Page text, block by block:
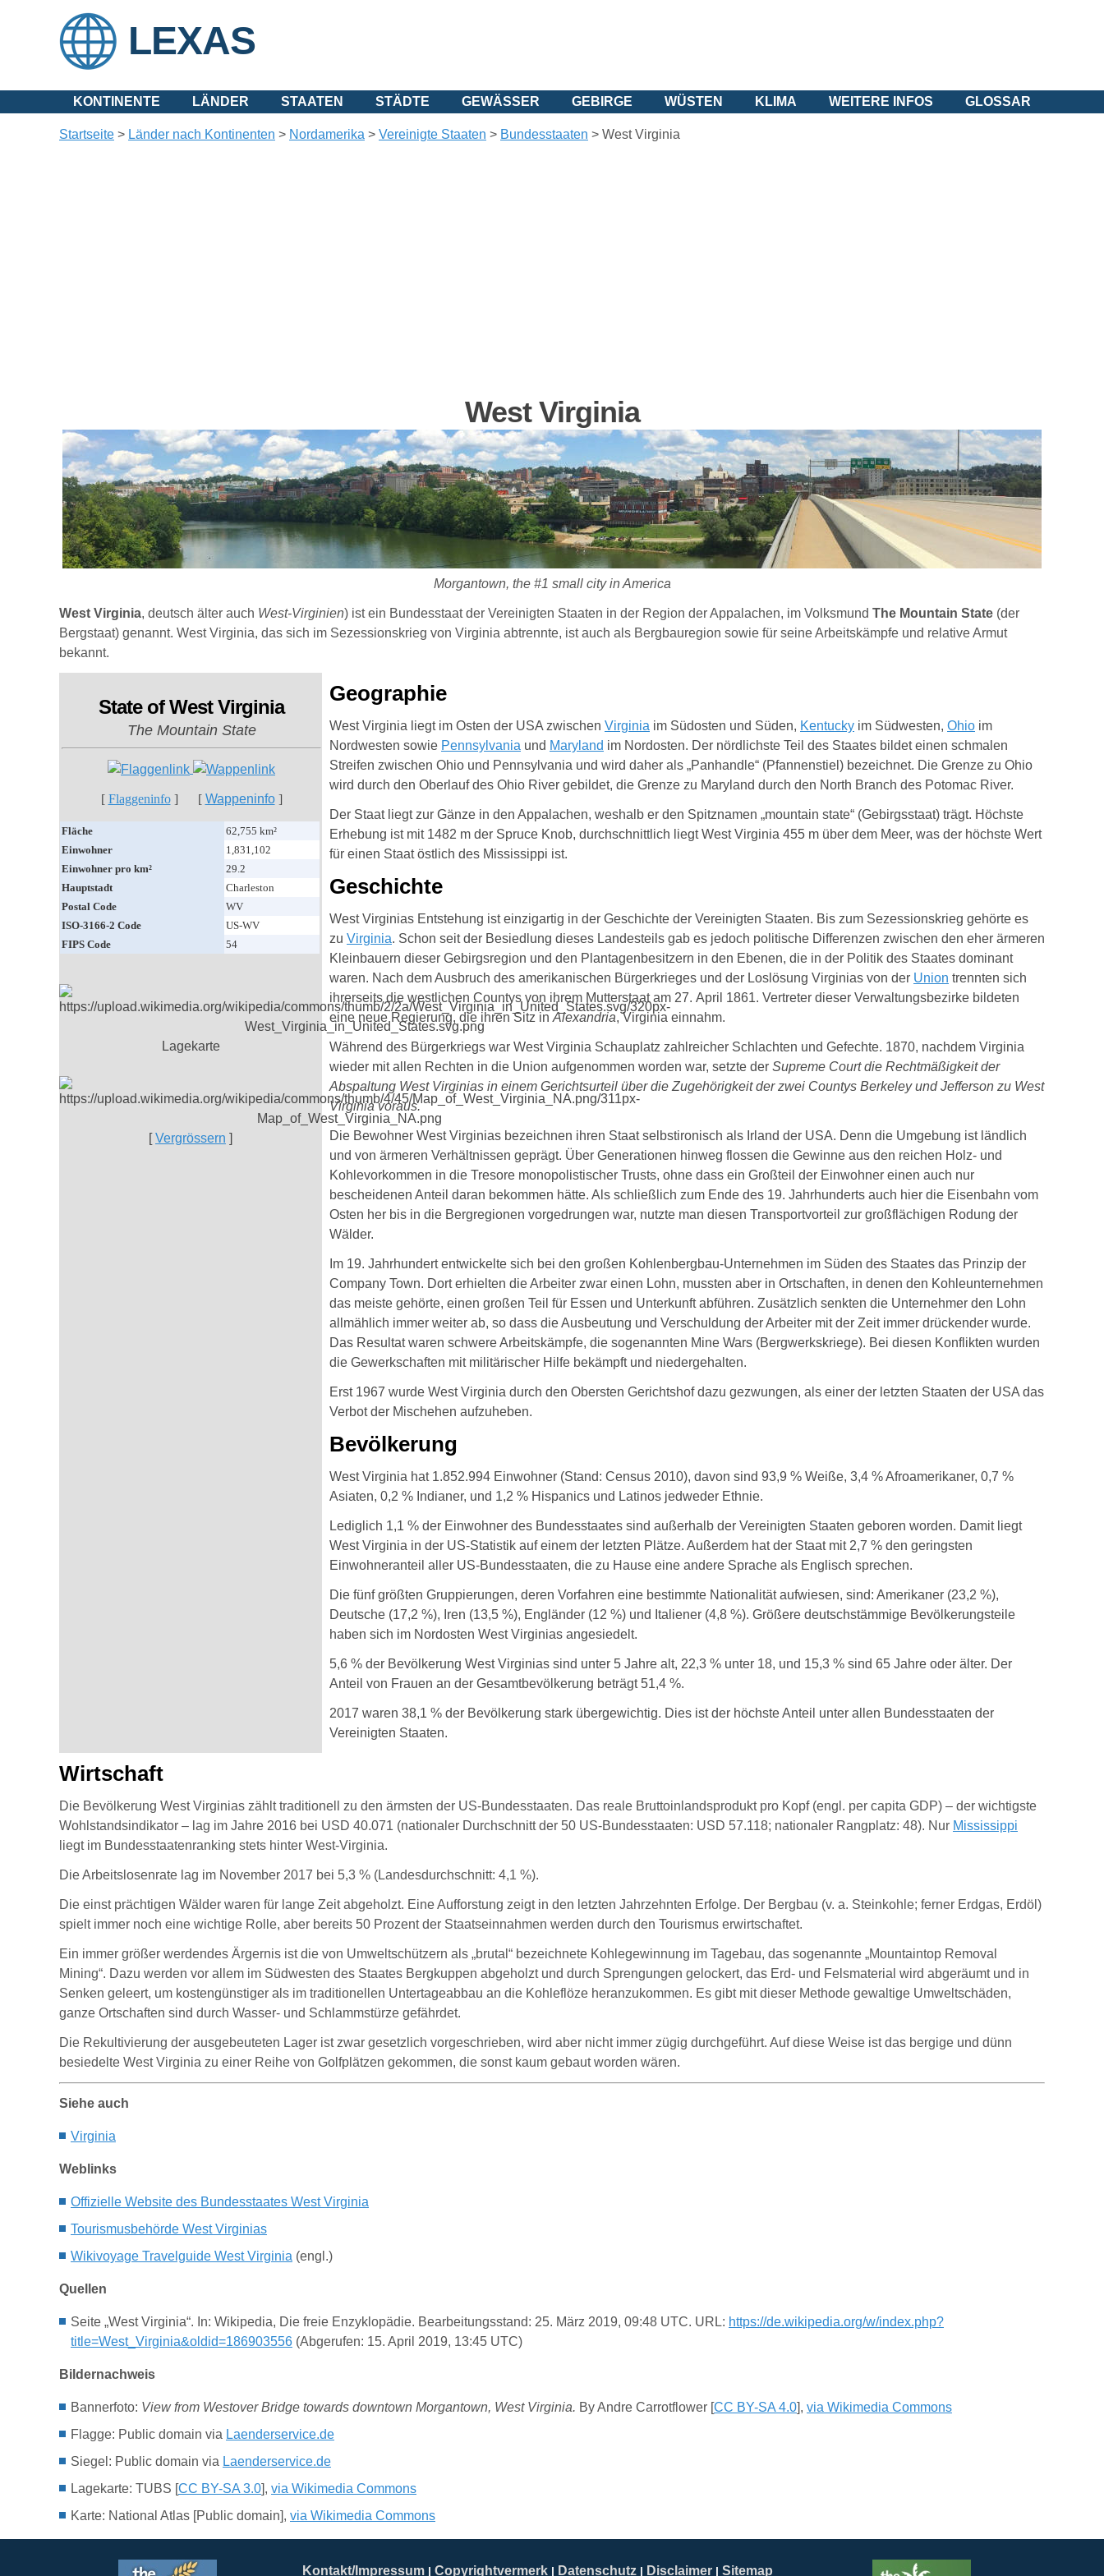
LEXAS
KONTINENTE LÄNDER STAATEN STÄDTE GEWÄSSER GEBIRGE WÜSTEN KLIMA WEITERE INFOS GLOSSAR
Startseite > Länder nach Kontinenten > Nordamerika > Vereinigte Staaten > Bundesstaaten > West Virginia
West Virginia
Morgantown, the #1 small city in America
West Virginia, deutsch älter auch West-Virginien) ist ein Bundesstaat der Vereinigten Staaten in der Region der Appalachen, im Volksmund The Mountain State (der
Bergstaat) genannt. West Virginia, das sich im Sezessionskrieg von Virginia abtrennte, ist auch als Bergbauregion sowie für seine Arbeitskämpfe und relative Armut
bekannt.
State of West Virginia
The Mountain State
[ Flaggeninfo] [ Wappeninfo]
Fläche
62,755 km²
Einwohner
1,831,102
Einwohner pro km²
29.2
Hauptstadt
Charleston
Postal Code
WV
ISO-3166-2 Code
US-WV
FIPS Code
54
Lagekarte
[Vergrössern ]
Geographie
West Virginia liegt im Osten der USA zwischen Virginia im Südosten und Süden, Kentucky im Südwesten, Ohio im
Nordwesten sowie Pennsylvania und Maryland im Nordosten. Der nördlichste Teil des Staates bildet einen schmalen
Streifen zwischen Ohio und Pennsylvania und wird daher als „Panhandle“ (Pfannenstiel) bezeichnet. Die Grenze zu Ohio
wird durch den Oberlauf des Ohio River gebildet, die Grenze zu Maryland durch den North Branch des Potomac River.
Der Staat liegt zur Gänze in den Appalachen, weshalb er den Spitznamen „mountain state“ (Gebirgsstaat) trägt. Höchste
Erhebung ist mit 1482 m der Spruce Knob, durchschnittlich liegt West Virginia 455 m über dem Meer, was der höchste Wert
für einen Staat östlich des Mississippi ist.
Geschichte
West Virginias Entstehung ist einzigartig in der Geschichte der Vereinigten Staaten. Bis zum Sezessionskrieg gehörte es
zu Virginia. Schon seit der Besiedlung dieses Landesteils gab es jedoch politische Differenzen zwischen den eher ärmeren
Kleinbauern dieser Gebirgsregion und den Plantagenbesitzern in den Ebenen, die in der Politik des Staates dominant
waren. Nach dem Ausbruch des amerikanischen Bürgerkrieges und der Loslösung Virginias von der Union trennten sich
ihrerseits die westlichen Countys von ihrem Mutterstaat am 27. April 1861. Vertreter dieser Verwaltungsbezirke bildeten
eine neue Regierung, die ihren Sitz in Alexandria, Virginia einnahm.
Während des Bürgerkriegs war West Virginia Schauplatz zahlreicher Schlachten und Gefechte. 1870, nachdem Virginia
wieder mit allen Rechten in die Union aufgenommen worden war, setzte der Supreme Court die Rechtmäßigkeit der
Abspaltung West Virginias in einem Gerichtsurteil über die Zugehörigkeit der zwei Countys Berkeley und Jefferson zu West
Virginia voraus.
Die Bewohner West Virginias bezeichnen ihren Staat selbstironisch als Irland der USA. Denn die Umgebung ist ländlich
und von ärmeren Verhältnissen geprägt. Über Generationen hinweg flossen die Gewinne aus den reichen Holz- und
Kohlevorkommen in die Tresore monopolistischer Trusts, ohne dass ein Großteil der Einwohner einen auch nur
bescheidenen Anteil daran bekommen hätte. Als schließlich zum Ende des 19. Jahrhunderts auch hier die Eisenbahn vom
Osten her bis in die Bergregionen vorgedrungen war, nutzte man diesen Transportvorteil zur großflächigen Rodung der
Wälder.
Im 19. Jahrhundert entwickelte sich bei den großen Kohlenbergbau-Unternehmen im Süden des Staates das Prinzip der
Company Town. Dort erhielten die Arbeiter zwar einen Lohn, mussten aber in Ortschaften, in denen den Kohleunternehmen
das meiste gehörte, einen großen Teil für Essen und Unterkunft abführen. Zusätzlich senkten die Unternehmer den Lohn
allmählich immer weiter ab, so dass die Ausbeutung und Verschuldung der Arbeiter mit der Zeit immer drückender wurde.
Das Resultat waren schwere Arbeitskämpfe, die sogenannten Mine Wars (Bergwerkskriege). Bei diesen Konflikten wurden
die Gewerkschaften mit militärischer Hilfe bekämpft und niedergehalten.
Erst 1967 wurde West Virginia durch den Obersten Gerichtshof dazu gezwungen, als einer der letzten Staaten der USA das
Verbot der Mischehen aufzuheben.
Bevölkerung
West Virginia hat 1.852.994 Einwohner (Stand: Census 2010), davon sind 93,9 % Weiße, 3,4 % Afroamerikaner, 0,7 %
Asiaten, 0,2 % Indianer, und 1,2 % Hispanics und Latinos jedweder Ethnie.
Lediglich 1,1 % der Einwohner des Bundesstaates sind außerhalb der Vereinigten Staaten geboren worden. Damit liegt
West Virginia in der US-Statistik auf einem der letzten Plätze. Außerdem hat der Staat mit 2,7 % den geringsten
Einwohneranteil aller US-Bundesstaaten, die zu Hause eine andere Sprache als Englisch sprechen.
Die fünf größten Gruppierungen, deren Vorfahren eine bestimmte Nationalität aufwiesen, sind: Amerikaner (23,2 %),
Deutsche (17,2 %), Iren (13,5 %), Engländer (12 %) und Italiener (4,8 %). Größere deutschstämmige Bevölkerungsteile
haben sich im Nordosten West Virginias angesiedelt.
5,6 % der Bevölkerung West Virginias sind unter 5 Jahre alt, 22,3 % unter 18, und 15,3 % sind 65 Jahre oder älter. Der
Anteil von Frauen an der Gesamtbevölkerung beträgt 51,4 %.
2017 waren 38,1 % der Bevölkerung stark übergewichtig. Dies ist der höchste Anteil unter allen Bundesstaaten der
Vereinigten Staaten.
Wirtschaft
Die Bevölkerung West Virginias zählt traditionell zu den ärmsten der US-Bundesstaaten. Das reale Bruttoinlandsprodukt pro Kopf (engl. per capita GDP) – der wichtigste
Wohlstandsindikator – lag im Jahre 2016 bei USD 40.071 (nationaler Durchschnitt der 50 US-Bundesstaaten: USD 57.118; nationaler Rangplatz: 48). Nur Mississippi
liegt im Bundesstaatenranking stets hinter West-Virginia.
Die Arbeitslosenrate lag im November 2017 bei 5,3 % (Landesdurchschnitt: 4,1 %).
Die einst prächtigen Wälder waren für lange Zeit abgeholzt. Eine Aufforstung zeigt in den letzten Jahrzehnten Erfolge. Der Bergbau (v. a. Steinkohle; ferner Erdgas, Erdöl)
spielt immer noch eine wichtige Rolle, aber bereits 50 Prozent der Staatseinnahmen werden durch den Tourismus erwirtschaftet.
Ein immer größer werdendes Ärgernis ist die von Umweltschützern als „brutal“ bezeichnete Kohlegewinnung im Tagebau, das sogenannte „Mountaintop Removal
Mining“. Dazu werden vor allem im Südwesten des Staates Bergkuppen abgeholzt und durch Sprengungen gelockert, das Erd- und Felsmaterial wird abgeräumt und in
Senken geleert, um kostengünstiger als im traditionellen Untertageabbau an die Kohleflöze heranzukommen. Es gibt mit dieser Methode gewaltige Umweltschäden,
ganze Ortschaften sind durch Wasser- und Schlammstürze gefährdet.
Die Rekultivierung der ausgebeuteten Lager ist zwar gesetzlich vorgeschrieben, wird aber nicht immer zügig durchgeführt. Auf diese Weise ist das bergige und dünn
besiedelte West Virginia zu einer Reihe von Golfplätzen gekommen, die sonst kaum gebaut worden wären.
Siehe auch
Virginia
Weblinks
Offizielle Website des Bundesstaates West Virginia
Tourismusbehörde West Virginias
Wikivoyage Travelguide West Virginia (engl.)
Quellen
Seite „West Virginia“. In: Wikipedia, Die freie Enzyklopädie. Bearbeitungsstand: 25. März 2019, 09:48 UTC. URL: https://de.wikipedia.org/w/index.php?
title=West_Virginia&oldid=186903556 (Abgerufen: 15. April 2019, 13:45 UTC)
Bildernachweis
Bannerfoto: View from Westover Bridge towards downtown Morgantown, West Virginia. By Andre Carrotflower [CC BY-SA 4.0], via Wikimedia Commons
Flagge: Public domain via Laenderservice.de
Siegel: Public domain via Laenderservice.de
Lagekarte: TUBS [CC BY-SA 3.0], via Wikimedia Commons
Karte: National Atlas [Public domain], via Wikimedia Commons
Kontakt/Impressum| Copyrightvermerk| Datenschutz| Disclaimer| Sitemap